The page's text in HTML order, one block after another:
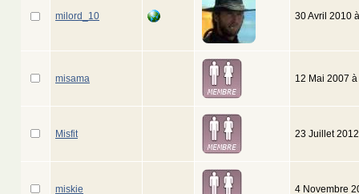
milord_10 30 Avril 2010
misama 12 Mai 2007
Misfit 23 Juillet
miskie 4 Novembre